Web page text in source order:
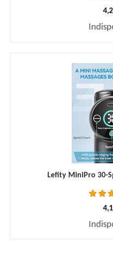
Lefity MiniPro 30-